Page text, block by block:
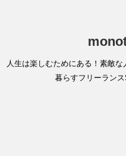
人生は楽しむためにある！素敵
暮らすフリーランス